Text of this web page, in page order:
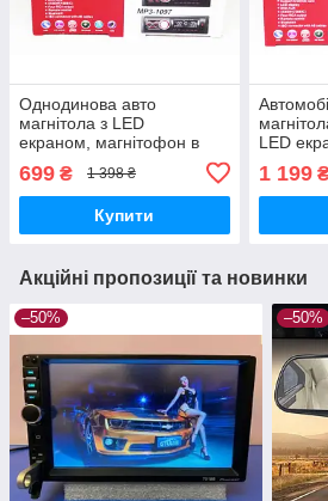
Однодинова авто
магнітола з LED
екраном, магнітофон в
блютуз Bluetooth, MP3,
FM, SD, AUX, USB, штатна
автомагнітола 1 din
699 ₴ 1 398 ₴
Купити
LED
USB
з
1 199
Акційні пропозиції та новинки
–50% –50%